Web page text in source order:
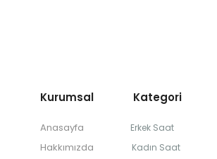
Kurumsal Kategori
Anasayfa Erkek Saat
Hakkımızda Kadın Saat